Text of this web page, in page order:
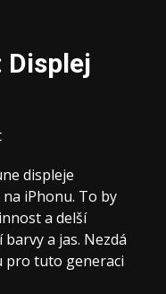
Displej
displeje
iPhonu. To by
a delší
a jas. Nezdá
pro tuto generaci